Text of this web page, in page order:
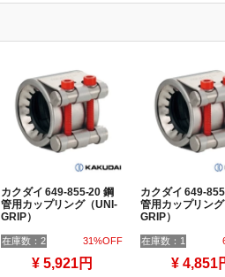
カクダイ 649-855-20 鋼
管用カップリング（UNI-
GRIP）
在庫数：2 31%OFF
¥ 5,921円
カクダイ 649-
管用カップリン
GRIP）
在庫数：1
¥ 4,851